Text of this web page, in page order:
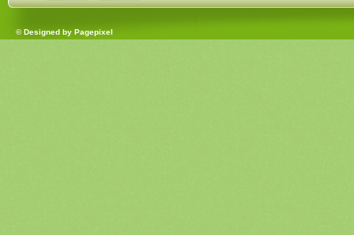
© Designed by Pagepixel